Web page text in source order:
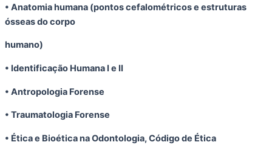
• Anatomia humana (pontos cefalométricos e estruturas
ósseas do corpo
humano)
• Identificação Humana I e II
• Antropologia Forense
• Traumatologia Forense
• Ética e Bioética na Odontologia, Código de Ética